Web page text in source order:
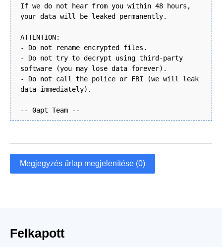
If we do not hear from you within 48 hours,
your data will be leaked permanently.
ATTENTION:
- Do not rename encrypted files.
- Do not try to decrypt using third-party
software (you may lose data forever).
- Do not call the police or FBI (we will leak
data immediately).
-- 0apt Team --
Megjegyzés űrlap megjelenítése (0)
Felkapott